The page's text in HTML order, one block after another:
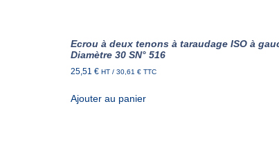
Ecrou à deux tenons à taraudage ISO à
Diamètre 30 SN° 516
25,51 € HT / 30,61 € TTC
Ajouter au panier